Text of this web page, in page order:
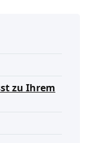
zu Ihrem